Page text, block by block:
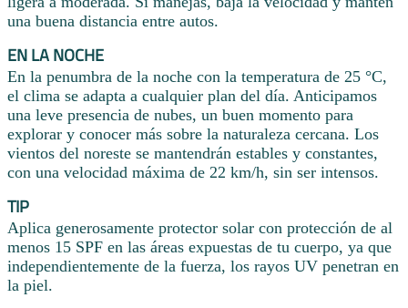
una buena distancia entre autos.
EN LA NOCHE
En la penumbra de la noche con la temperatura de 25 °C,
el clima se adapta a cualquier plan del día. Anticipamos
una leve presencia de nubes, un buen momento para
explorar y conocer más sobre la naturaleza cercana. Los
vientos del noreste se mantendrán estables y constantes,
con una velocidad máxima de 22 km/h, sin ser intensos.
TIP
Aplica generosamente protector solar con protección de al
menos 15 SPF en las áreas expuestas de tu cuerpo, ya que
independientemente de la fuerza, los rayos UV penetran en
la piel.